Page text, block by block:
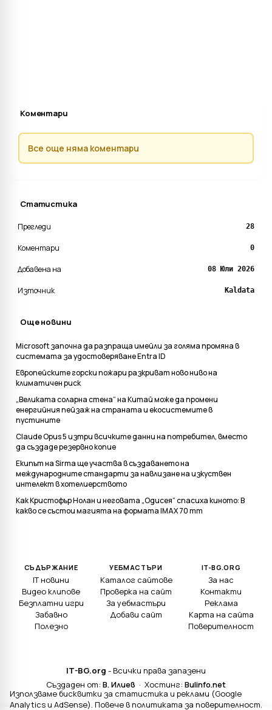
Коментари
Все още няма коментари
Статистика
Прегледи 28
Коментари 0
Добавена на 08 Юли 2026
Източник Kaldata
Още новини
Microsoft започна да разпраща имейли за голяма промяна в
системата за удостоверяване Entra ID
Европейските горски пожари разкриват ново ниво на
климатичен риск
„Великата соларна стена“ на Китай може да промени
енергийния пейзаж на страната и екосистемите в
пустините
Claude Opus 5 изтри всичките данни на потребител, вместо
да създаде резервно копие
Екипът на Sirma ще участва в създаването на
международните стандарти за навлизане на изкуствен
интелект в хотелиерството
Как Кристофър Нолан и неговата „Одисея“ спасиха киното: В
какво се състои магията на формата IMAX 70 mm
СЪДЪРЖАНИЕ
IT новини
Видео клипове
Безплатни игри
Забавно
Полезно
УЕБМАСТЪРИ
Каталог сайтове
Проверка на сайт
За уебмастъри
Добави сайт
IT-BG.ORG
За нас
Контакти
Реклама
Карта на сайта
Поверителност
IT-BG.org - Всички права запазени
Създаден от: В. Илиев · Хостинг: Bulinfo.net
Използваме бисквитки за статистика и реклами (Google
Analytics и AdSense). Повече вполитиката за поверителност.